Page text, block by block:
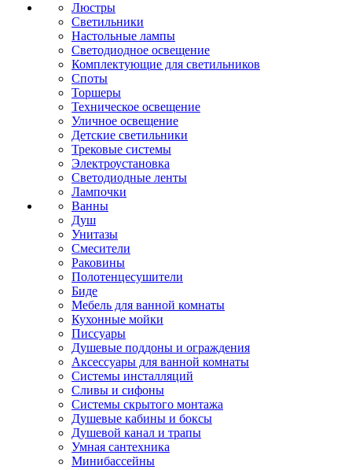
Люстры
Светильники
Настольные лампы
Светодиодное освещение
Комплектующие для светильников
Споты
Торшеры
Техническое освещение
Уличное освещение
Детские светильники
Трековые системы
Электроустановка
Светодиодные ленты
Лампочки
Ванны
Душ
Унитазы
Смесители
Раковины
Полотенцесушители
Биде
Мебель для ванной комнаты
Кухонные мойки
Писсуары
Душевые поддоны и ограждения
Аксессуары для ванной комнаты
Системы инсталляций
Сливы и сифоны
Системы скрытого монтажа
Душевые кабины и боксы
Душевой канал и трапы
Умная сантехника
Минибассейны